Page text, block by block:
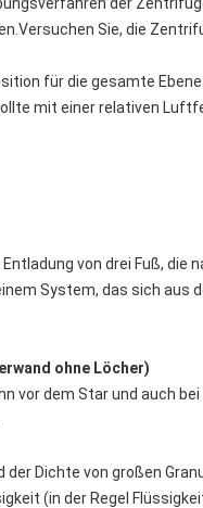
Sie, die
für die gesamte Ebene.
mit einer relativen
von drei Fuß, die
System, das sich
ohne Löcher)
vor dem Star und auch
Dichte von großen
(in der Regel